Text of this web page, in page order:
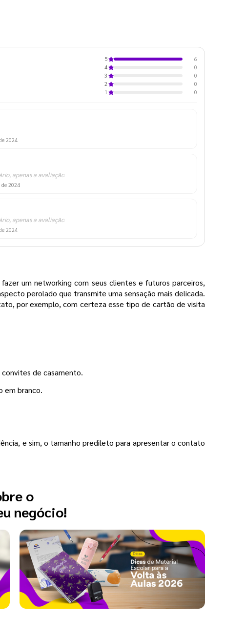
5
6
4
0
3
0
2
0
1
0
2024
apenas a avaliação
de 2024
apenas a avaliação
2024
um networking com seus clientes e futuros parceiros,
perolado que transmite uma sensação mais delicada.
por exemplo, com certeza esse tipo de cartão de visita
de casamento.
em branco.
e sim, o tamanho predileto para apresentar o contato
o
negócio!